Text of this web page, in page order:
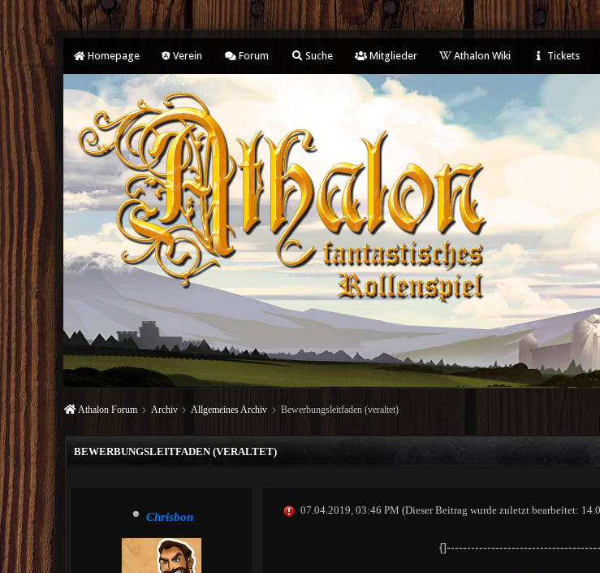
Homepage Verein Forum Suche Mitglieder Athalon Wiki Tickets
Athalon Forum Archiv Allgemeines Archiv Bewerbungsleitfaden (veraltet)
BEWERBUNGSLEITFADEN (VERALTET)
Chrisbon 07.04.2019, 03:46 PM (Dieser Beitrag wurde zuletzt bearbeitet: